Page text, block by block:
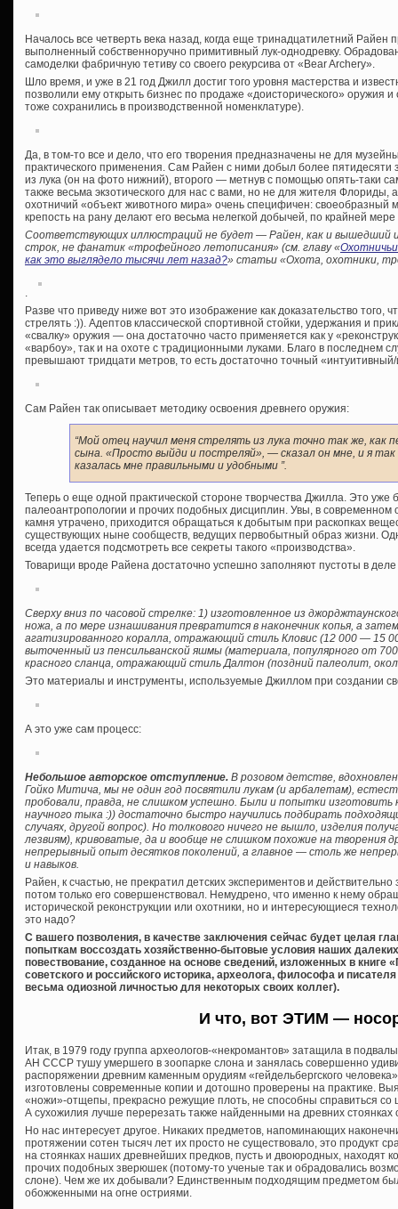
Началось все четверть века назад, когда еще тринадцатилетний
выполненный собственноручно примитивный лук-однодревку.
самоделки фабричную тетиву со своего рекурсива от «Bear Archery».
Шло время, и уже в 21 год Джилл достиг того уровня мастерства и
позволили ему открыть бизнес по продаже «доисторического» оружия
тоже сохранились в производственной номенклатуре).
Да, в том-то все и дело, что его творения предназначены не для
практического применения. Сам Райен с ними добыл более пятидесяти
из лука (он на фото нижний), второго — метнув с помощью опять-таки
также весьма экзотического для нас с вами, но не для жителя Флориды,
охотничий «объект животного мира» очень специфичен: своеобразный
крепость на рану делают его весьма нелегкой добычей, по крайней
Соответствующих иллюстраций не будет — Райен, как и вышедший
строк, не фанатик «трофейного летописания» (см. главу «
как это выглядело тысячи лет назад?» статьи «Охота, охотники,
.
Разве что приведу ниже вот это изображение как доказательство того,
стрелять :)). Адептов классической спортивной стойки, удержания и
«свалку» оружия — она достаточно часто применяется как у
«варбоу», так и на охоте с традиционными луками. Благо в последнем
превышают тридцати метров, то есть достаточно точный
Сам Райен так описывает методику освоения древнего оружия:
“Мой отец научил меня стрелять из лука точно так же, как
сына. «Просто выйди и постреляй», — сказал он мне, и я
казалась мне правильными и удобными ”.
Теперь о еще одной практической стороне творчества Джилла. Это уже
палеоантропологии и прочих подобных дисциплин. Увы, в современном
камня утрачено, приходится обращаться к добытым при раскопках
существующих ныне сообществ, ведущих первобытный образ жизни.
всегда удается подсмотреть все секреты такого «производства».
Товарищи вроде Райена достаточно успешно заполняют пустоты в
Сверху вниз по часовой стрелке: 1) изготовленное из
ножа, а по мере изнашивания превратится в наконечник копья, а
агатизированного коралла, отражающий стиль Кловис (12 000 — 15
выточенный из пенсильванской яшмы (материала, популярного от
красного сланца, отражающий стиль Далтон (поздний палеолит,
Это материалы и инструменты, используемые Джиллом при создании
А это уже сам процесс:
Небольшое авторское отступление. В розовом детстве,
Гойко Митича, мы не один год посвятили лукам (и арбалетам),
пробовали, правда, не слишком успешно. Были и попытки
научного тыка :)) достаточно быстро научились подбирать
случаях, другой вопрос). Но толкового ничего не вышло, изделия
лезвиям), кривоватые, да и вообще не слишком похожие на творения
непрерывный опыт десятков поколений, а главное — столь же
и навыков.
Райен, к счастью, не прекратил детских экспериментов и действительно
потом только его совершенствовал. Немудрено, что именно к нему
исторической реконструкции или охотники, но и интересующиеся
это надо?
С вашего позволения, в качестве заключения сейчас будет целая
попыткам воссоздать хозяйственно-бытовые условия наших
повествование, созданное на основе сведений, изложенных в книге
советского и российского историка, археолога, философа и
весьма одиозной личностью для некоторых своих коллег).
И что, вот ЭТИМ —
Итак, в 1979 году группа археологов-«некромантов» затащила в
АН СССР тушу умершего в зоопарке слона и занялась совершенно
распоряжении древним каменным орудиям «гейдельбергского
изготовлены современные копии и дотошно проверены на практике.
«ножи»-отщепы, прекрасно режущие плоть, не способны справиться
А сухожилия лучше перерезать также найденными на древних
Но нас интересует другое. Никаких предметов, напоминающих
протяжении сотен тысяч лет их просто не существовало, это продукт
на стоянках наших древнейших предков, пусть и двоюродных, находят
прочих подобных зверюшек (потому-то ученые так и обрадовались
слоне). Чем же их добывали? Единственным подходящим предметом
обожженными на огне остриями.